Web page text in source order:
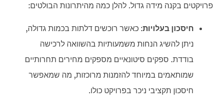
פרויקטים בקנה מידה גדול. להלן כמה מהיתרונות הבולטים:
חיסכון בעלויות: כאשר רוכשים דלתות בכמות גדולה,
ניתן להשיג הנחות משמעותיות בהשוואה לרכישה
בודדת. ספקים סיטונאיים מספקים מחירים תחרותיים
שמותאמים במיוחד להזמנות מרוכזות, מה שמאפשר
חיסכון תקציבי ניכר בפרויקט כולו.